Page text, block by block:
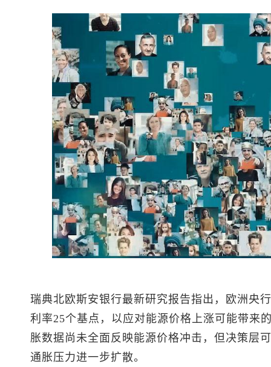
瑞典北欧斯安银行最新研究报告指出，欧洲央
利率25个基点，以应对能源价格上涨可能带来
胀数据尚未全面反映能源价格冲击，但决策层
通胀压力进一步扩散。